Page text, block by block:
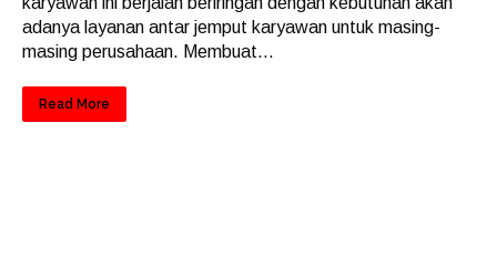
adanya layanan antar jemput karyawan untuk masing-
masing perusahaan. Membuat...
Read More